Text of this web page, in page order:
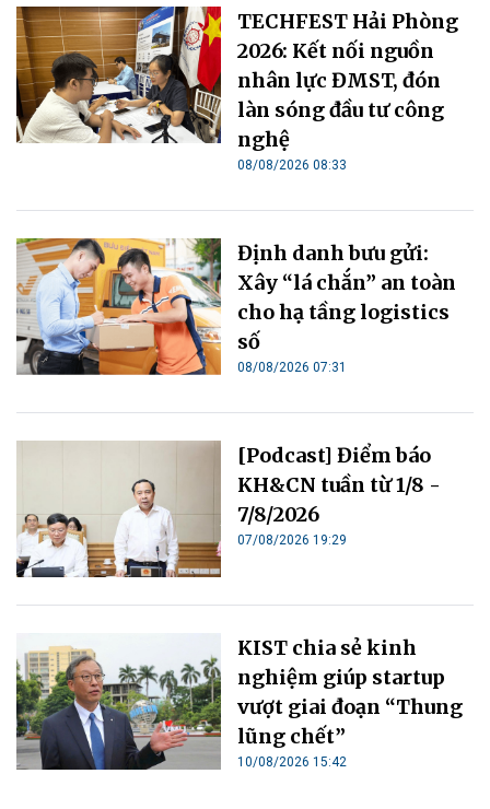
TECHFEST Hải Phòng
2026: Kết nối nguồn
nhân lực ĐMST, đón
làn sóng đầu tư công
nghệ
08/08/2026 08:33
Định danh bưu gửi:
Xây “lá chắn” an toàn
cho hạ tầng logistics
số
08/08/2026 07:31
[Podcast] Điểm báo
KH&CN tuần từ 1/8 -
7/8/2026
07/08/2026 19:29
KIST chia sẻ kinh
nghiệm giúp startup
vượt giai đoạn “Thung
lũng chết”
10/08/2026 15:42